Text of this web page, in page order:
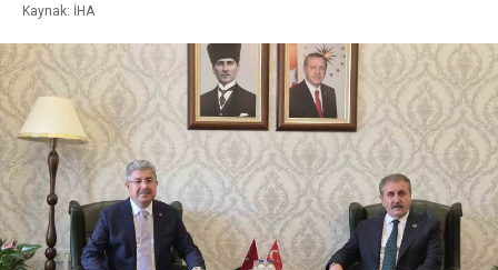
Kaynak: İHA